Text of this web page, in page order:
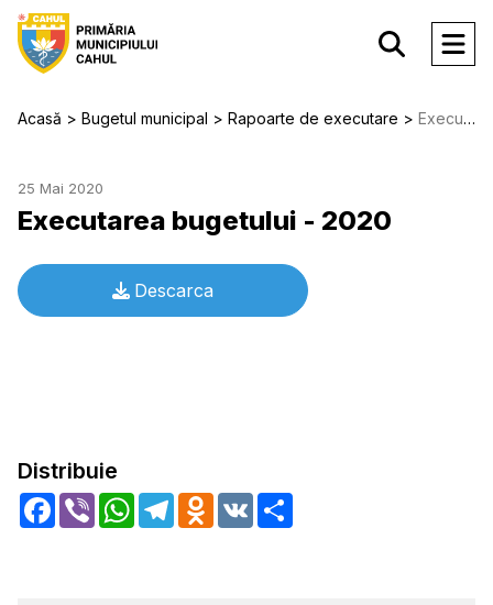
Acasă Bugetul municipal Rapoarte de executare Executarea bugetului - 2020
25 Mai 2020
Executarea bugetului - 2020
Descarca
Distribuie
Facebook
Viber WhatsApp
TelegramOdnoklassniki
VK